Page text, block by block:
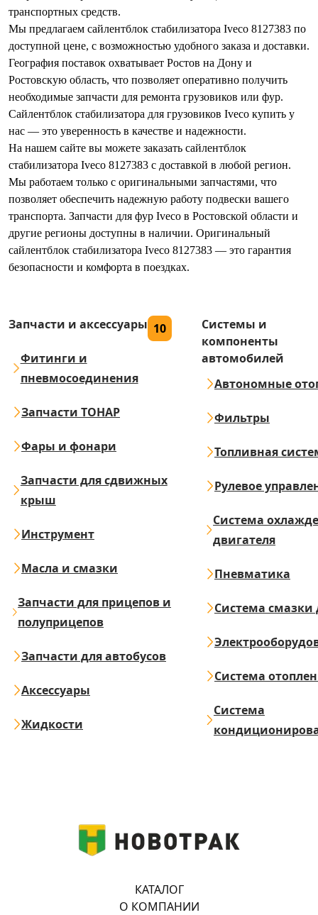
транспортных средств.
Мы предлагаем сайлентблок стабилизатора Iveco 8127383 по
доступной цене, с возможностью удобного заказа и доставки.
География поставок охватывает Ростов на Дону и
Ростовскую область, что позволяет оперативно получить
необходимые запчасти для ремонта грузовиков или фур.
Сайлентблок стабилизатора для грузовиков Iveco купить у
нас — это уверенность в качестве и надежности.
На нашем сайте вы можете заказать сайлентблок
стабилизатора Iveco 8127383 с доставкой в любой регион.
Мы работаем только с оригинальными запчастями, что
позволяет обеспечить надежную работу подвески вашего
транспорта. Запчасти для фур Iveco в Ростовской области и
другие регионы доступны в наличии. Оригинальный
сайлентблок стабилизатора Iveco 8127383 — это гарантия
безопасности и комфорта в поездках.
Запчасти и аксессуары 10
Фитинги и
пневмосоединения
Запчасти ТОНАР
Фары и фонари
Запчасти для сдвижных
крыш
Инструмент
Масла и смазки
Запчасти для прицепов и
полуприцепов
Запчасти для автобусов
Аксессуары
Жидкости
Системы и
компоненты
автомобилей
Автономные
Фильтры
Топливная
Рулевое
Система
двигателя
Пневматика
Система смазки
Система
Система
КАТАЛОГ
О КОМПАНИИ